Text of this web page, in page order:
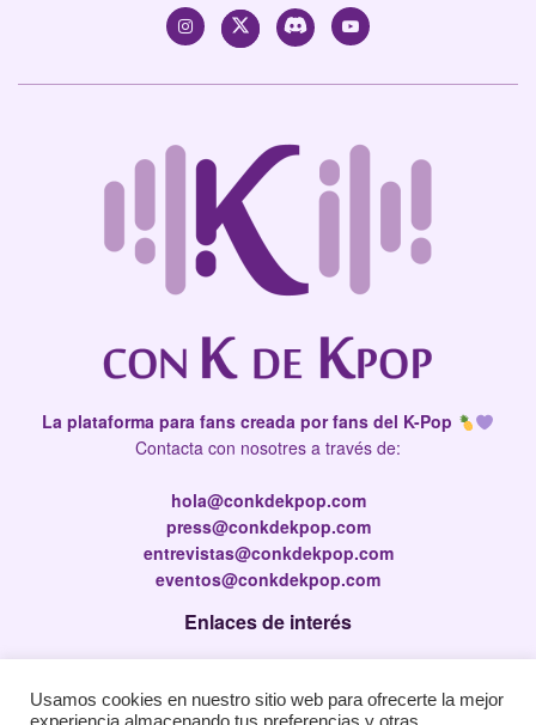
La plataforma para fans creada por fans del K-Pop
Contacta con nosotres a través de:
hola@conkdekpop.com
press@conkdekpop.com
entrevistas@conkdekpop.com
eventos@conkdekpop.com
Enlaces de interés
Política de privacidad
Usamos cookies en nuestro sitio web para ofrecerte la mejor